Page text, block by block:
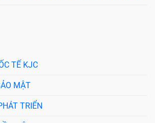
TẾ KJC
MẬT
TRIỂN